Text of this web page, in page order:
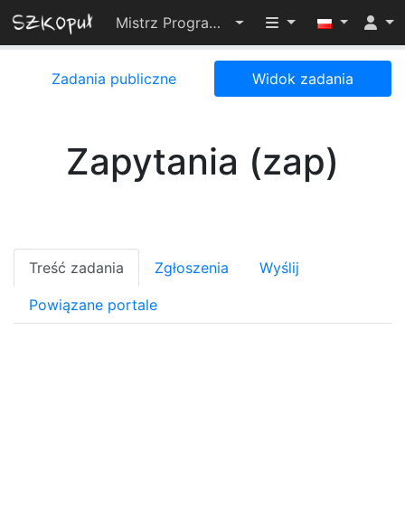
Mistrz Programowania 2024 Przełącz
Zadania publiczne Widok zadania
Zapytania (zap)
Treść zadania Zgłoszenia Wyślij
Powiązane portale